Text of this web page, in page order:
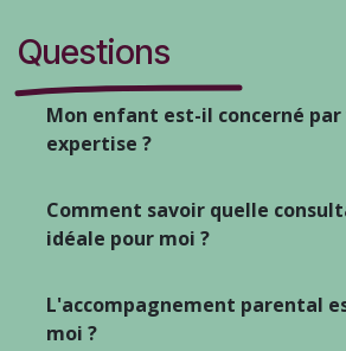
Questions
Mon enfant est-il concerné
expertise ?
Comment savoir quelle
idéale pour moi ?
L'accompagnement parental
moi ?